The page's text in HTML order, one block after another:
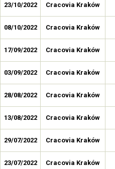
23/10/2022 Cracovia Kraków
08/10/2022 Cracovia Kraków
17/09/2022 Cracovia Kraków
03/09/2022 Cracovia Kraków
28/08/2022 Cracovia Kraków
13/08/2022 Cracovia Kraków
29/07/2022 Cracovia Kraków
23/07/2022 Cracovia Kraków